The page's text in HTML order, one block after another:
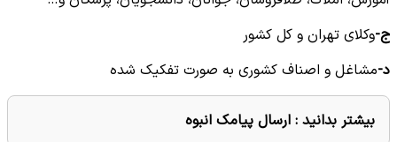
ج-وکلای تهران و کل کشور
د-مشاغل و اصناف کشوری به صورت تفکیک شده
بیشتر بدانید : ارسال پیامک انبوه